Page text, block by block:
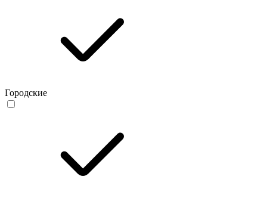
Городские